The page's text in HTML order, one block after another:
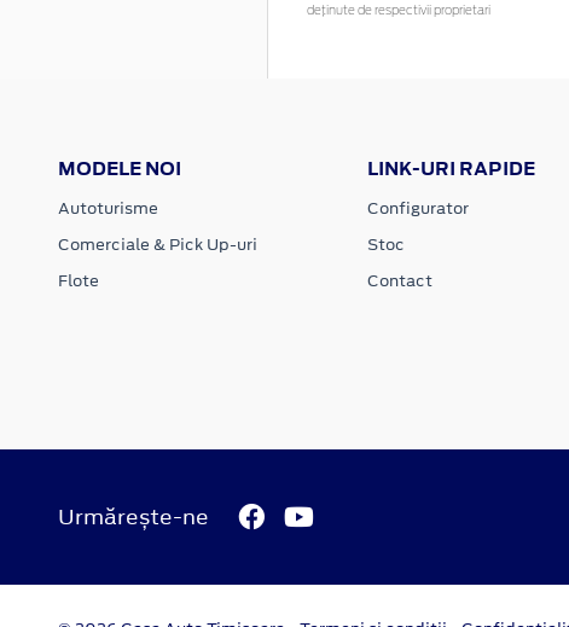
deținute de respectivii proprietari
MODELE NOI
Autoturisme
Comerciale & Pick Up-uri
Flote
LINK-URI RAPIDE
Configurator
Stoc
Contact
Urmărește-ne